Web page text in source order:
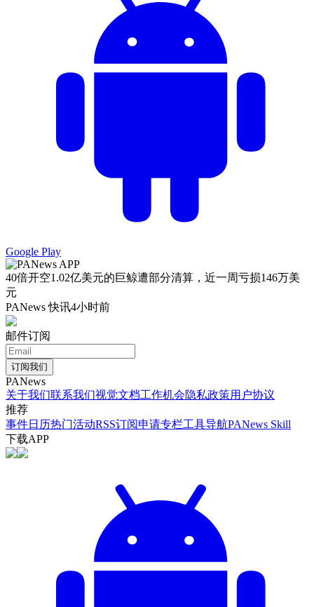
Google Play
40倍开空1.02亿美元的巨鲸遭部分清算，近一周亏损146万美
元
PANews 快讯4小时前
邮件订阅
订阅我们
PANews
关于我们联系我们视觉文档工作机会隐私政策用户协议
推荐
事件日历热门活动RSS订阅申请专栏工具导航PANews Skill
下载APP